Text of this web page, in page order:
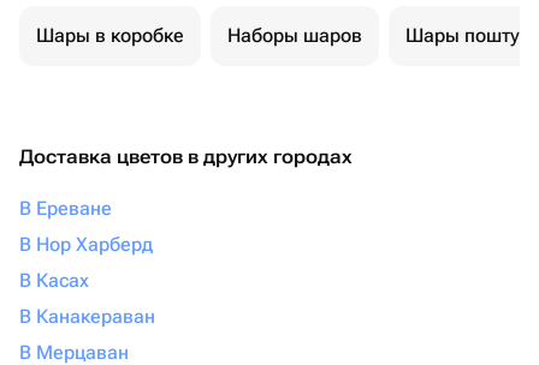
Шары в коробке Наборы шаров Шары
Доставка цветов в других городах
В Ереване
В Нор Харберд
В Касах
В Канакераван
В Мерцаван